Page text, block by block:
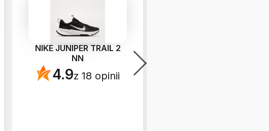
NIKE JUNIPER TRAIL 2
NN
4.9z 18 opinii